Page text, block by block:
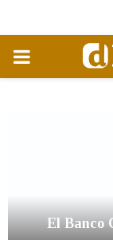
MENÚ
El Banco